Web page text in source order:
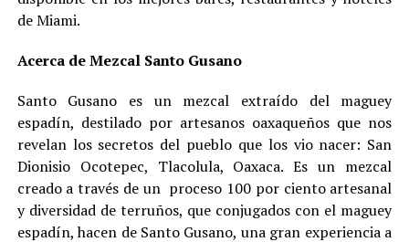
de Miami.
Acerca de Mezcal Santo Gusano
Santo Gusano es un mezcal extraído del maguey
espadín, destilado por artesanos oaxaqueños que nos
revelan los secretos del pueblo que los vio nacer: San
Dionisio Ocotepec, Tlacolula, Oaxaca. Es un mezcal
creado a través de un proceso 100 por ciento artesanal
y diversidad de terruños, que conjugados con el maguey
espadín, hacen de Santo Gusano, una gran experiencia a